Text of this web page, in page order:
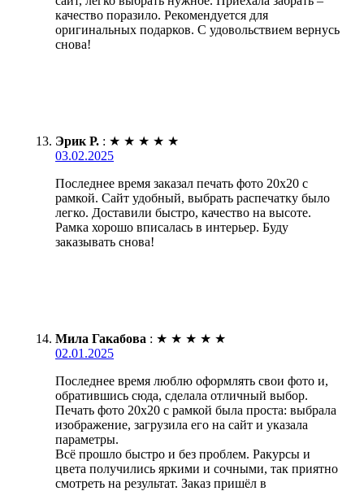
качество поразило. Рекомендуется для
оригинальных подарков. С удовольствием вернусь
снова!
Эрик Р. : ★ ★ ★ ★ ★
03.02.2025
Последнее время заказал печать фото 20х20 с
рамкой. Сайт удобный, выбрать распечатку было
легко. Доставили быстро, качество на высоте.
Рамка хорошо вписалась в интерьер. Буду
заказывать снова!
Мила Гакабова : ★ ★ ★ ★ ★
02.01.2025
Последнее время люблю оформлять свои фото и,
обратившись сюда, сделала отличный выбор.
Печать фото 20х20 с рамкой была проста: выбрала
изображение, загрузила его на сайт и указала
параметры.
Всё прошло быстро и без проблем. Ракурсы и
цвета получились яркими и сочными, так приятно
смотреть на результат. Заказ пришёл в